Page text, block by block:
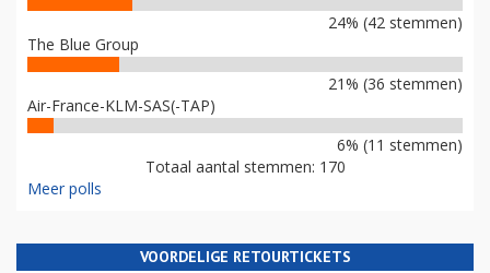
24% (42 stemmen)
The Blue Group
21% (36 stemmen)
Air-France-KLM-SAS(-TAP)
6% (11 stemmen)
Totaal aantal stemmen: 170
Meer polls
VOORDELIGE RETOURTICKETS